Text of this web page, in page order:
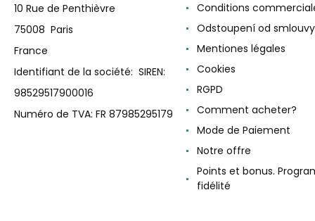
10 Rue de Penthièvre
75008 Paris
France
Identifiant de la société: SIREN:
98529517900016
Numéro de TVA: FR 87985295179
Conditions
Odstoupení od smlouvy
Mentiones légales
Cookies
RGPD
Comment acheter?
Mode de Paiement
Notre offre
Points et bonus.
fidélité